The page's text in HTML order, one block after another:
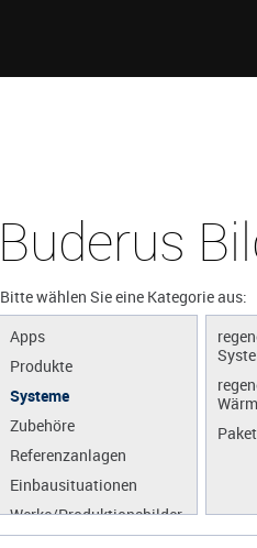
Buderus
Bitte wählen Sie eine Kategorie aus:
Apps
Produkte
Systeme
Zubehöre
Referenzanlagen
Einbausituationen
Werke/Produktionsbilder